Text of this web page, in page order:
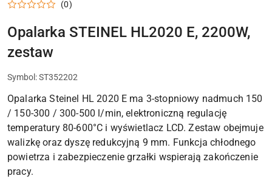
(0)
Opalarka STEINEL HL2020 E, 2200W,
zestaw
Symbol:ST352202
Opalarka Steinel HL 2020 E ma 3-stopniowy nadmuch 150
/ 150-300 / 300-500 l/min, elektroniczną regulację
temperatury 80-600°C i wyświetlacz LCD. Zestaw obejmuje
walizkę oraz dyszę redukcyjną 9 mm. Funkcja chłodnego
powietrza i zabezpieczenie grzałki wspierają zakończenie
pracy.